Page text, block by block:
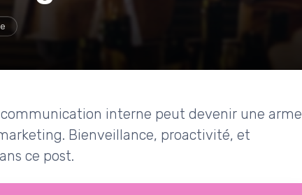
interne peut devenir une arme
Bienveillance, proactivité, et
ce post.